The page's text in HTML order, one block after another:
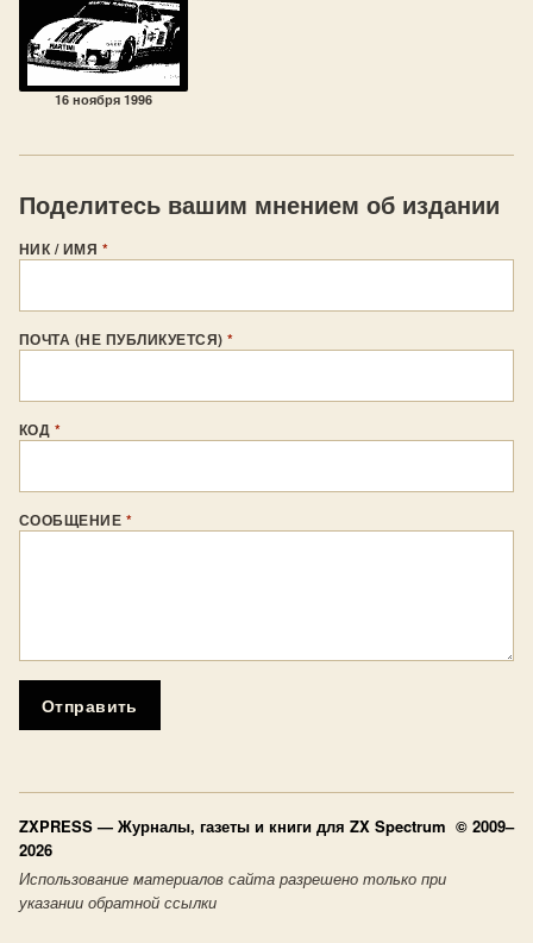
16 ноября 1996
Поделитесь вашим мнением об издании
НИК / ИМЯ *
ПОЧТА (НЕ ПУБЛИКУЕТСЯ)*
КОД *
СООБЩЕНИЕ *
Отправить
ZXPRESS — Журналы, газеты и книги для ZX Spectrum © 2009–
2026
Использование материалов сайта разрешено только при
указании обратной ссылки